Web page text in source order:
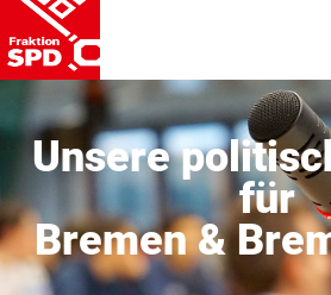
Unsere
für
Bremen &